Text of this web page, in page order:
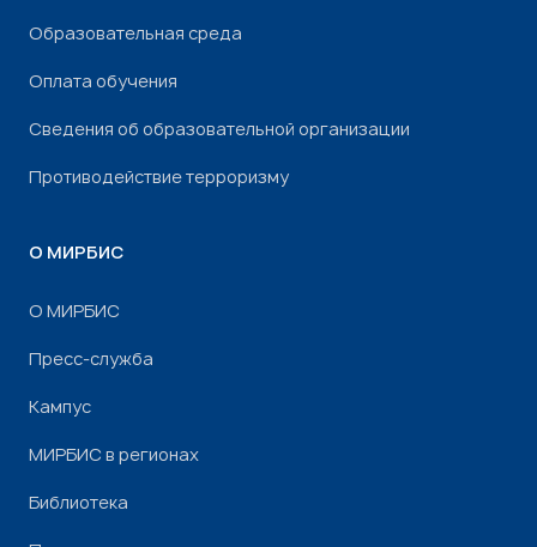
Образовательная среда
Оплата обучения
Сведения об образовательной организации
Противодействие терроризму
О МИРБИС
О МИРБИС
Пресс-служба
Кампус
МИРБИС в регионах
Библиотека